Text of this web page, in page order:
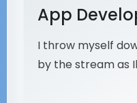
App
I throw myself
by the stream as